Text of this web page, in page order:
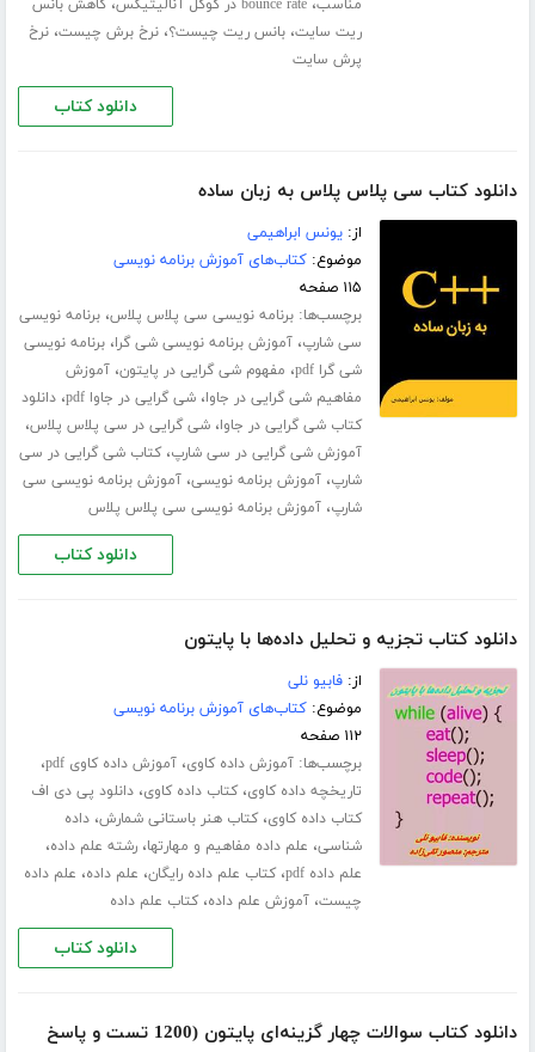
مناسب،bounce rate در گوگل آنالیتیکس ،کاهش بانس
ریت سایت،بانس ریت چیست؟،نرخ برش چیست،نرخ
پرش سایت
دانلود کتاب
دانلود کتاب سی پلاس پلاس به زبان ساده
از:یونس ابراهیمی
موضوع:کتاب‌های آموزش برنامه نویسی
۱۱۵ صفحه
برچسب‌ها:برنامه نویسی سی پلاس پلاس،برنامه نویسی
سی شارپ،آموزش برنامه نویسی شی گرا،برنامه نویسی
شی گرا pdf
، مفهوم شی گرایی در پایتون،آموزش
مفاهیم شی گرایی در جاوا،شی گرایی در جاوا pdf ،دانلود
کتاب شی گرایی در جاوا،شی گرایی در سی پلاس پلاس،
آموزش شی گرایی در سی شارپ،کتاب شی گرایی در سی
شارپ،آموزش برنامه نویسی،آموزش برنامه ­نویسی سی
شارپ،آموزش برنامه نویسی سی پلاس پلاس
دانلود کتاب
دانلود کتاب تجزیه و تحلیل داده‌ها با پایتون
از:فابیو نلی
موضوع:کتاب‌های آموزش برنامه نویسی
۱۱۲ صفحه
برچسب‌ها:آموزش داده کاوی،آموزش داده کاوی pdf ،
تاریخچه داده کاوی،کتاب داده کاوی،دانلود پی دی اف
کتاب داده کاوی،کتاب هنر باستانی شمارش،داده
شناسی، علم داده مفاهیم و مهارتها،رشته علم داده،
علم داده pdf ،کتاب علم داده رایگان، علم داده، علم داده
چیست،آموزش علم داده،کتاب علم داده
دانلود کتاب
دانلود کتاب سوالات چهار گزینه‌ای پایتون (1200 تست و پاسخ